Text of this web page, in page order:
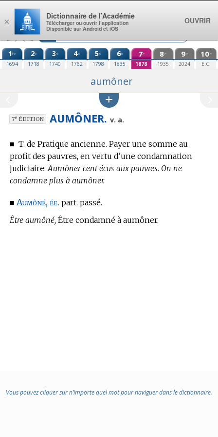
Aller au contenu
1re
1694
2e
1718
3e
1740
4e
1762
5e
1798
6e
1835
7e
1878
8e
1935
9e
2024
10e
E.C.
aumôner
7eÉDITION AUMÔNER. v. a.
■ T. de Pratique ancienne. Payer une somme au
profit des pauvres, en vertu d’une condamnation
judiciaire. Aumôner cent écus aux pauvres. On ne
condamne plus à aumôner.
■Aumôné, ée. part. passé.
Être aumôné, Être condamné à aumôner.
Vous pouvez cliquer sur n’importe quel mot pour naviguer dans le dictionnaire.
×
Dictionnaire de l’Académie
Télécharger ou ouvrir l’application
Disponible sur Android et iOS
OUVRIR